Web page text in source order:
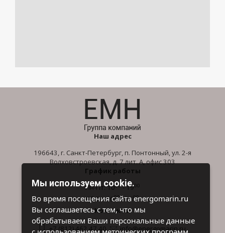
Наш адрес
196643, г. Санкт-Петербург, п. Понтонный, ул. 2-я
Волховстроевская, д. 7 лит. А, офис 303
График работы
Пн-Пт: 1000- 1900
Сб-Вс: 1000- 1600
Контакты
+7 (812) 462 47 40 info@energomarin.ru
Мы используем cookie.
Во время посещения сайта energomarin.ru
Вы соглашаетесь с тем, что мы
обрабатываем Ваши персональные данные